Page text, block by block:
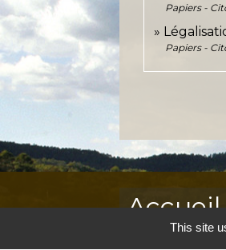
Papiers -
Papiers -
Accueil
This site